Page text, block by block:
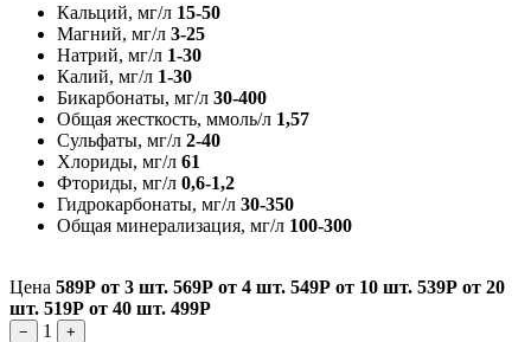
Кальций, мг/л 15-50
Магний, мг/л 3-25
Натрий, мг/л 1-30
Калий, мг/л 1-30
Бикарбонаты, мг/л 30-400
Общая жесткость, ммоль/л 1,57
Сульфаты, мг/л 2-40
Хлориды, мг/л 61
Фториды, мг/л 0,6-1,2
Гидрокарбонаты, мг/л 30-350
Общая минерализация, мг/л 100-300
Цена 589Р от 3 шт. 569Р от 4 шт. 549Р от 10 шт. 539Р от 20
шт. 519Р от 40 шт. 499Р
− 1 +